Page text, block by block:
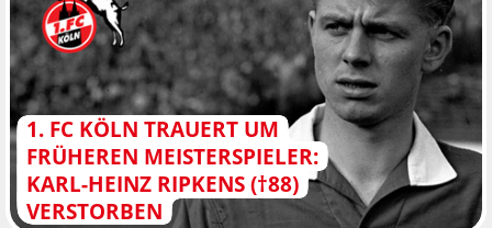
1. FC KÖLN TRAUERT UM
FRÜHEREN MEISTERSPIELER:
KARL-HEINZ RIPKENS (†88)
VERSTORBEN